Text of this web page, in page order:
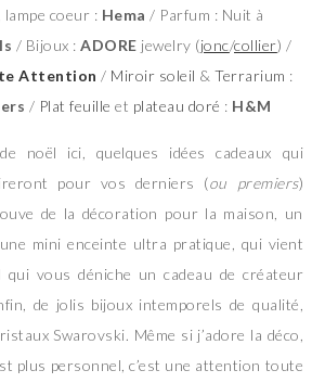
coeur : Hema / Parfum : Nuit à
/ Bijoux : ADORE jewelry (jonc/collier) /
Attention / Miroir soleil & Terrarium :
/ Plat feuille et plateau doré : H&M
noël ici, quelques idées cadeaux qui
pour vos derniers (ou premiers)
de la décoration pour la maison, un
mini enceinte ultra pratique, qui vient
vous déniche un cadeau de créateur
de jolis bijoux intemporels de qualité,
Swarovski. Même si j’adore la déco,
plus personnel, c’est une attention toute